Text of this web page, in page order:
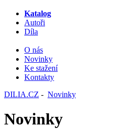
Katalog
Autoři
Díla
O nás
Novinky
Ke stažení
Kontakty
DILIA.CZ - Novinky
Novinky